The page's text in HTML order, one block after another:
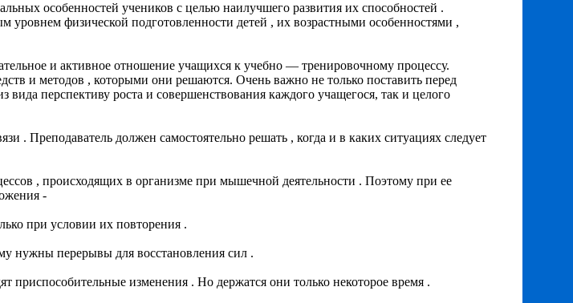
особенностей учеников с целью наилучшего развития их способностей .
уровнем физической подготовленности детей , их возрастными особенностями ,
и активное отношение учащихся к учебно — тренировочному процессу.
и методов , которыми они решаются. Очень важно не только поставить перед
перспективу роста и совершенствования каждого учащегося, так и целого
. Преподаватель должен самостоятельно решать , когда и в каких ситуациях следует
, происходящих в организме при мышечной деятельности . Поэтому при ее
-
при условии их повторения .
нужны перерывы для восстановления сил .
приспособительные изменения . Но держатся они только некоторое время .